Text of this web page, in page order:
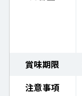
賞味期限
注意事項